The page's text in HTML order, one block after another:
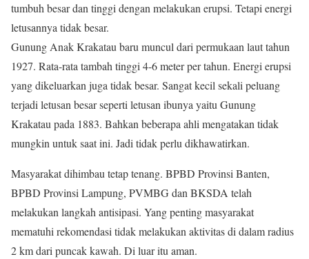
tumbuh besar dan tinggi dengan melakukan erupsi. Tetapi energi
letusannya tidak besar.
Gunung Anak Krakatau baru muncul dari permukaan laut tahun
1927. Rata-rata tambah tinggi 4-6 meter per tahun. Energi erupsi
yang dikeluarkan juga tidak besar. Sangat kecil sekali peluang
terjadi letusan besar seperti letusan ibunya yaitu Gunung
Krakatau pada 1883. Bahkan beberapa ahli mengatakan tidak
mungkin untuk saat ini. Jadi tidak perlu dikhawatirkan.
Masyarakat dihimbau tetap tenang. BPBD Provinsi Banten,
BPBD Provinsi Lampung, PVMBG dan BKSDA telah
melakukan langkah antisipasi. Yang penting masyarakat
mematuhi rekomendasi tidak melakukan aktivitas di dalam radius
2 km dari puncak kawah. Di luar itu aman.